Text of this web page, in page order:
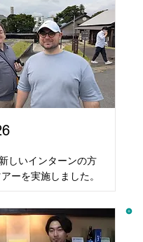
しいインターンの方
ーを実施しました。